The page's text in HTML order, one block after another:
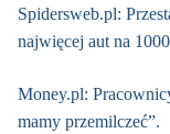
Spidersweb.pl:
najwięcej aut na
Money.pl:
mamy przemilczeć”.